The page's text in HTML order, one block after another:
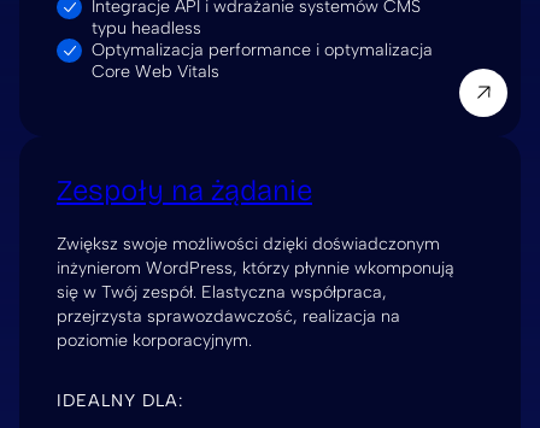
Integracje API i wdrażanie systemów CMS
typu headless
Optymalizacja performance i optymalizacja
Core Web Vitals
Zespoły na żądanie
Zwiększ swoje możliwości dzięki doświadczonym
inżynierom WordPress, którzy płynnie wkomponują
się w Twój zespół. Elastyczna współpraca,
przejrzysta sprawozdawczość, realizacja na
poziomie korporacyjnym.
IDEALNY DLA: